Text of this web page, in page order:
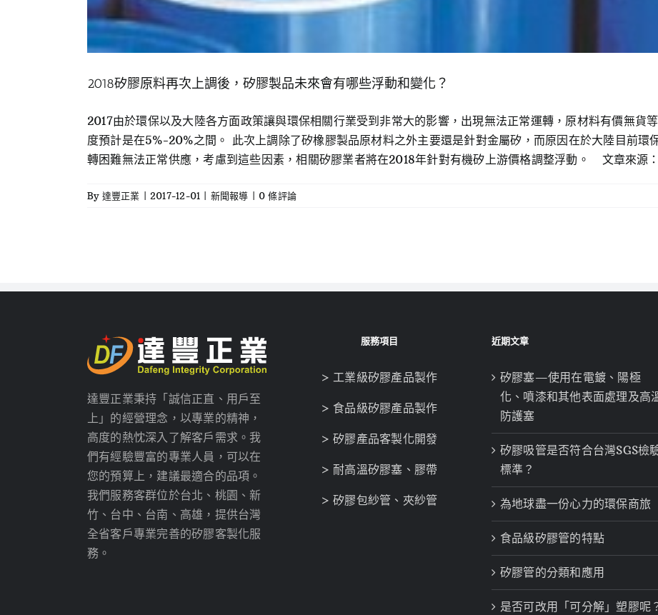
2018矽膠原料再次上調後，矽膠製品未來會有哪些浮動和變化？
2017由於環保以及大陸各方面政策讓與環保相關行業受到非常大的影響，出現無法正常運轉，原材料有價無貨
度預計是在5%-20%之間。 此次上調除了矽橡膠製品原材料之外主要還是針對金屬矽，而原因在於大陸目前環
轉困難無法正常供應，考慮到這些因素，相關矽膠業者將在2018年針對有機矽上游價格調整浮動。 文章來源
By 達豐正業 2017-12-01 新聞報導 0 條評論
達豐正業秉持「誠信正直、用戶至
上」的經營理念，以專業的精神，
高度的熱忱深入了解客戶需求。我
們有經驗豐富的專業人員，可以在
您的預算上，建議最適合的品項。
我們服務客群位於台北、桃園、新
竹、台中、台南、高雄，提供台灣
全省客戶專業完善的矽膠客製化服
務。
服務項目
> 工業級矽膠產品製作
> 食品級矽膠產品製作
> 矽膠產品客製化開發
> 耐高溫矽膠塞、膠帶
> 矽膠包紗管、夾紗管
近期文章
矽膠塞—使用在電鍍、陽極
化、噴漆和其他表面處理及高
防護塞
矽膠吸管是否符合台灣SGS檢
標準？
為地球盡一份心力的環保商旅
食品級矽膠管的特點
矽膠管的分類和應用
是否可改用「可分解」塑膠呢